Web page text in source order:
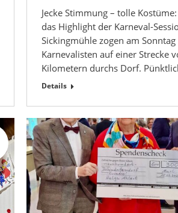
Jecke Stimmung – tolle
das Highlight der Karneval-
Sickingmühle zogen am Sonntag
Karnevalisten auf einer Strecke
Kilometern durchs Dorf.
Details